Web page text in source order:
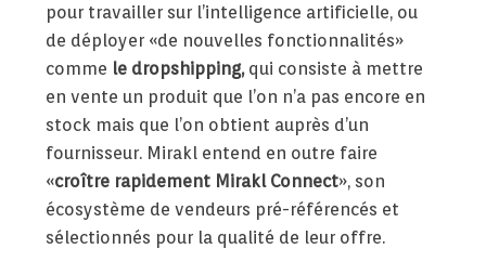
pour travailler sur l’intelligence artificielle, ou
de déployer «de nouvelles fonctionnalités»
comme le dropshipping,qui consiste à mettre
en vente un produit que l’on n’a pas encore en
stock mais que l’on obtient auprès d’un
fournisseur. Mirakl entend en outre faire
«croître rapidement Mirakl Connect», son
écosystème de vendeurs pré-référencés et
sélectionnés pour la qualité de leur offre.